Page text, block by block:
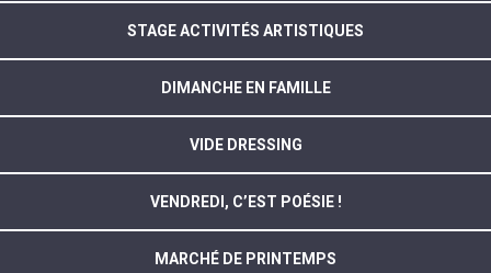
STAGE ACTIVITÉS ARTISTIQUES
DIMANCHE EN FAMILLE
VIDE DRESSING
VENDREDI, C’EST POÉSIE !
MARCHÉ DE PRINTEMPS